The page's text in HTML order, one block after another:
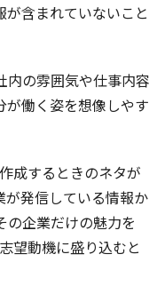
含まれていないこと
内の雰囲気や仕事内容
が働く姿を想像しやす
成するときのネタが
が発信している情報か
の企業だけの魅力を
望動機に盛り込むと